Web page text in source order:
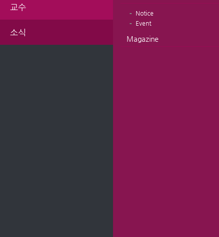
교수
소식
Notice
Event
Magazine